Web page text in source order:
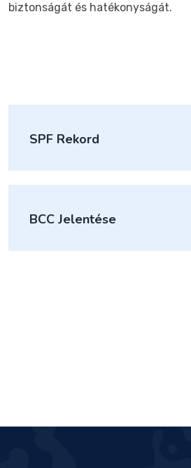
biztonságát és hatékonyságát.
SPF Rekord
BCC Jelentése